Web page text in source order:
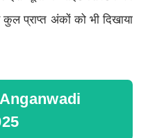
प्राप्त अंकों को भी दिखाया
Anganwadi